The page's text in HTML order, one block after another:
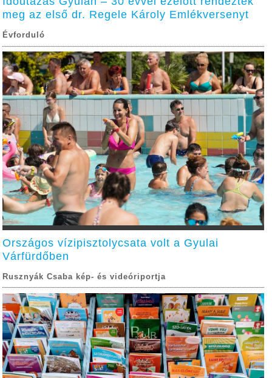
meg az első dr. Regele Károly Emlékversenyt
Évforduló
Országos vízipisztolycsata volt a Gyulai
Várfürdőben
Rusznyák Csaba kép- és videóriportja